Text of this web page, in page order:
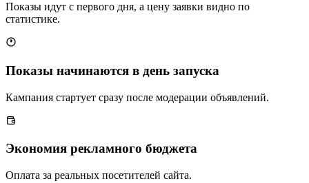
Показы идут с первого дня, а цену заявки видно по
статистике.
Показы начинаются в день запуска
Кампания стартует сразу после модерации объявлений.
Экономия рекламного бюджета
Оплата за реальных посетителей сайта.